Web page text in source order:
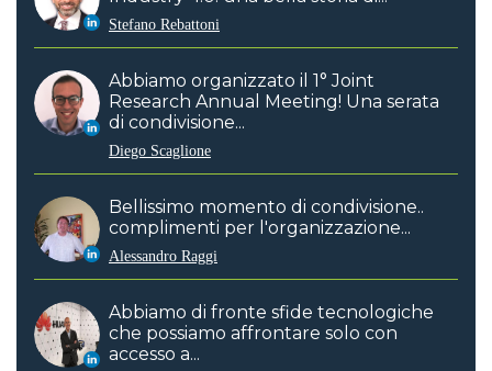
Stefano Rebattoni
Abbiamo organizzato il 1° Joint
Research Annual Meeting! Una serata
di condivisione...
Diego Scaglione
Bellissimo momento di condivisione..
complimenti per l'organizzazione...
Alessandro Raggi
Abbiamo di fronte sfide tecnologiche
che possiamo affrontare solo con
accesso a...